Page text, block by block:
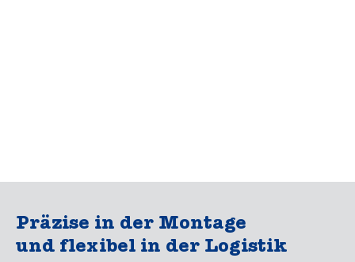
Präzise in der Montage
und flexibel in der Logistik